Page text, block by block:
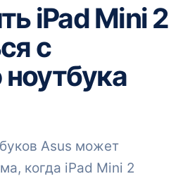
iPad Mini 2
с
Asus может
когда iPad Mini 2